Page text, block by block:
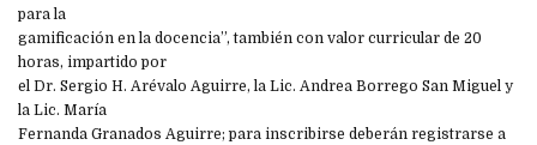
para la
gamificación en la docencia”, también con valor curricular de 20
horas, impartido por
el Dr. Sergio H. Arévalo Aguirre, la Lic. Andrea Borrego San Miguel y
la Lic. María
Fernanda Granados Aguirre; para inscribirse deberán registrarse a